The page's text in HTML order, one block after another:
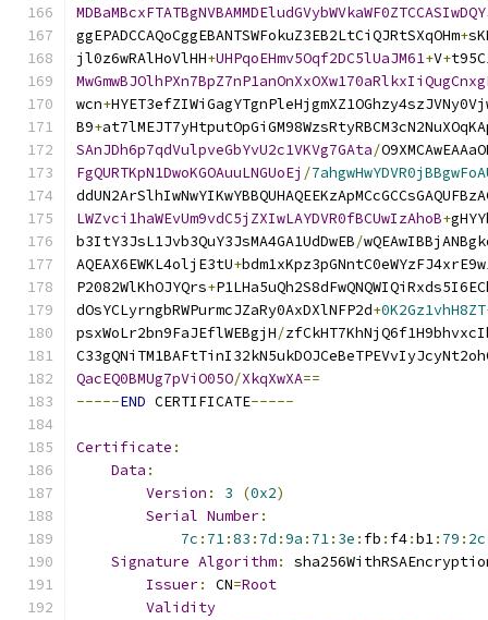
ggEPADCCAQoCggEBANTSWFokuZ3EB2LtCiQJRtSXqOHm+
jl0z6wRAlHoVlHH+UHPqoEHmv5Oqf2DC5lUaJM61+V+
wcn+
B9+
SAnJDh6p7qdVulpveGbYvU2c1VKVg7GAta/
FgQURTKpN1DwoKGOAuuLNGUoEj /
LWZvci1haWEvUm9vdC5jZXIwLAYDVR0fBCUwIzAhoB+
b3ItY3JsL1Jvb3QuY3JsMA4GA1UdDwEB/
AQEAX6EWKL4oljE3tU+
P2082WlKhOJYQrs+
dOsYCLyrngbRWPurmcJZaRy0AxDXlNFP2d+0K2Gz1vhH8ZT
psxWoLr2bn9FaJEflWEBgjH/
QacEQ0BMUg7pViO05O/XkqXwXA==
-----END CERTIFICATE-----
Certificate :
Data :
Version : 3 (0x2)
Serial Number:
7c : 71:83 : 7d :9a : 71: 3e : fb : f4:b1: 79 : 2c
Signature Algorithm:
Issuer: CN=Root
Validity